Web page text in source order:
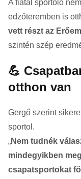
A fiatal sportoló
edzőteremben is
vett részt az
szintén szép
💪
otthon van
Gergő szerint
sportol.
„Nem tudnék
mindegyikben
csapatsportokat